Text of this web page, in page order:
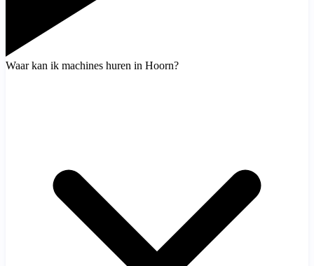
Waar kan ik machines huren in Hoorn?